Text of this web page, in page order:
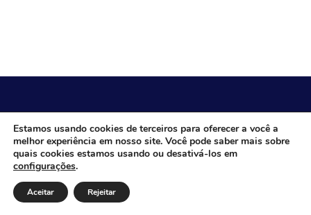
CÂMARA MUNICIPAL DE ITACARAMBI - MG
Endereço: Av. Juca Nascimento, n.º 240, Nossa Senhora de
Fátima, Itacarambi/MG – CEP: 39470-000 Email: Telefone:
Horário de Funcionamento: De segunda-à sexta-feira das
Estamos usando cookies de terceiros para oferecer a você a
melhor experiência em nosso site. Você pode saber mais sobre
quais cookies estamos usando ou desativá-los em
configurações.
Aceitar Rejeitar